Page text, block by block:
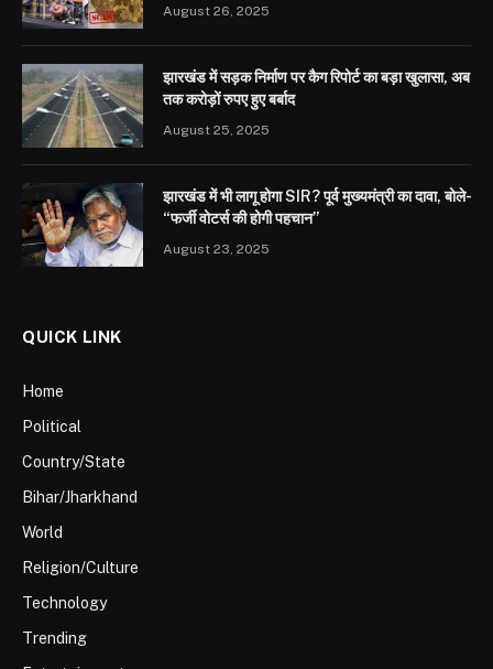
August 26, 2025
झारखंड में सड़क निर्माण पर कैग रिपोर्ट का बड़ा खुलासा, अब
तक करोड़ों रुपए हुए बर्बाद
August 25, 2025
झारखंड में भी लागू होगा SIR? पूर्व मुख्यमंत्री का दावा, बोले-
“फर्जी वोटर्स की होगी पहचान”
August 23, 2025
QUICK LINK
Home
Political
Country/State
Bihar/Jharkhand
World
Religion/Culture
Technology
Trending